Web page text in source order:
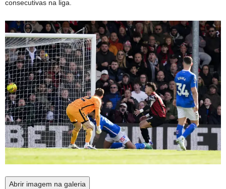
consecutivas na liga.
Abrir imagem na galeria